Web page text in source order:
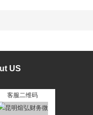
US
客服二维码